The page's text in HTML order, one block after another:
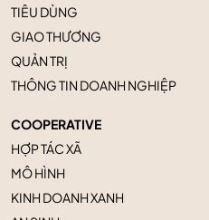
TIÊU DÙNG
GIAO THƯƠNG
QUẢN TRỊ
THÔNG TIN DOANH NGHIỆP
COOPERATIVE
HỢP TÁC XÃ
MÔ HÌNH
KINH DOANH XANH